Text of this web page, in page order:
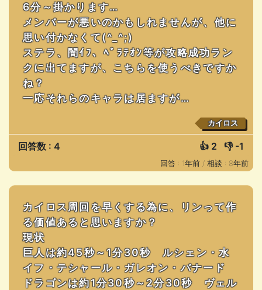
6分～掛かります…
メンバーが悪いのかもしれませんが、他に
思い付かなくて(^_^;)
ステラ、闇ｲﾌ、ﾍﾞﾗﾃｵﾝ等が攻略成功ラン
クに出てますが、こちらを使うべきですか
ね？
一応それらのキャラは居ますが…
カイロス
回答数 : 4 👍 2 👎 -1
回答 : 1年前 / 相談 : 8年前
カイロス周回を早くする為に、リンって作
る価値あると思いますか？
現状
巨人は約45秒～1分30秒 ルシェン・水
イフ・テシャール・ガレオン・バナード
ドラゴンは約1分30秒～2分30秒 ヴェル